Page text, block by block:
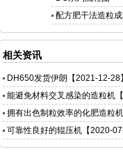
配方肥干法造粒
相关资讯
DH650发货伊朗 【2021-12-28
能避免材料交叉感染的造粒机
拥有出色制粒效率的化肥造粒机
可靠性良好的辊压机 【2020-